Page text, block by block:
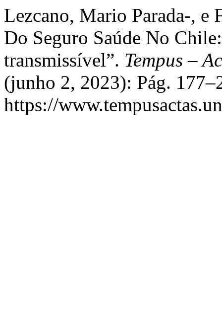
Lezcano, Mario Parada-, e
Do Seguro Saúde No
transmissível”. Tempus –
(junho 2, 2023): Pág.
https://